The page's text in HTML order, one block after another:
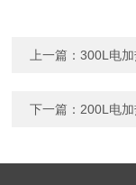
上一篇：300L电
下一篇： 200L电